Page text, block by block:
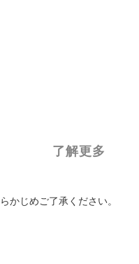
了解更多
かじめご了承ください。